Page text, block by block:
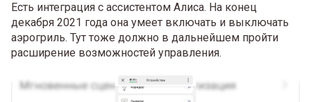
Есть интеграция с ассистентом Алиса. На конец
декабря 2021 года она умеет включать и выключать
аэрогриль. Тут тоже должно в дальнейшем пройти
расширение возможностей управления.